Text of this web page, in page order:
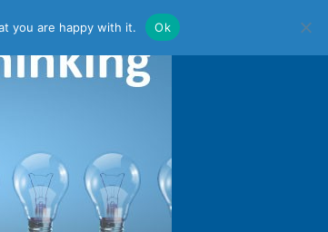
you are happy with it. Ok